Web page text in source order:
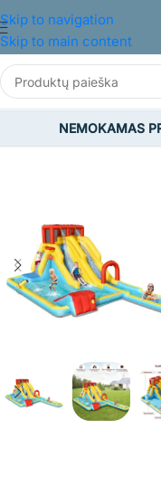
Skip to navigation
Skip to main content
NEMOKAMAS
ŽAISLAI/Lauko